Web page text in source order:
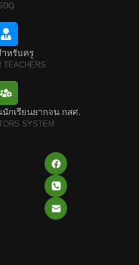
ำหรับครู
TEACHERS
กเรียนยากจน กสศ.
SYSTEM